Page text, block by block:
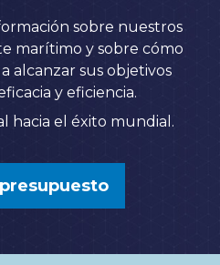
sobre nuestros
marítimo y sobre cómo
alcanzar sus objetivos
y eficiencia.
hacia el éxito mundial.